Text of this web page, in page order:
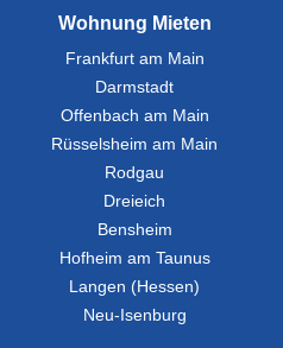
Wohnung Mieten
Frankfurt am Main
Darmstadt
Offenbach am Main
Rüsselsheim am Main
Rodgau
Dreieich
Bensheim
Hofheim am Taunus
Langen (Hessen)
Neu-Isenburg